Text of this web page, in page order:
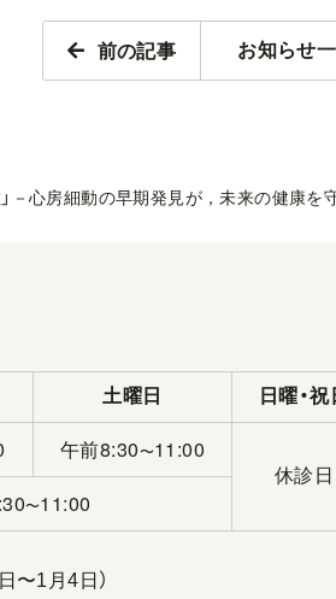
前の記事 お知らせ
－心房細動の早期発見が，未来の健康を
土曜日 日曜・祝
午前8:30〜11:00
休診日
〜11:00
〜1月4日）